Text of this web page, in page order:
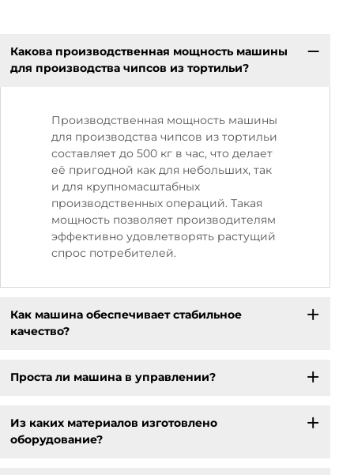
Какова производственная мощность машины
для производства чипсов из тортильи?
Производственная мощность машины
для производства чипсов из тортильи
составляет до 500 кг в час, что делает
её пригодной как для небольших, так
и для крупномасштабных
производственных операций. Такая
мощность позволяет производителям
эффективно удовлетворять растущий
спрос потребителей.
Как машина обеспечивает стабильное
качество?
Проста ли машина в управлении?
Из каких материалов изготовлено
оборудование?